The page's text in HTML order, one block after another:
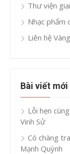
Thư viện
Nhạc phẩm
Liên hệ
Bài viết mới
Lỗi hẹn
Vinh Sử
Có chàng
Mạnh Quỳnh